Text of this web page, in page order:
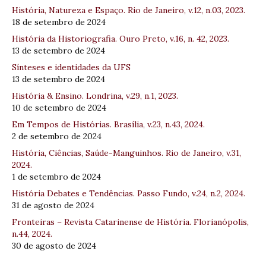
História, Natureza e Espaço. Rio de Janeiro, v.12, n.03, 2023.
18 de setembro de 2024
História da Historiografia. Ouro Preto, v.16, n. 42, 2023.
13 de setembro de 2024
Sínteses e identidades da UFS
13 de setembro de 2024
História & Ensino. Londrina, v.29, n.1, 2023.
10 de setembro de 2024
Em Tempos de Histórias. Brasília, v.23, n.43, 2024.
2 de setembro de 2024
História, Ciências, Saúde-Manguinhos. Rio de Janeiro, v.31,
2024.
1 de setembro de 2024
História Debates e Tendências. Passo Fundo, v.24, n.2, 2024.
31 de agosto de 2024
Fronteiras – Revista Catarinense de História. Florianópolis,
n.44, 2024.
30 de agosto de 2024